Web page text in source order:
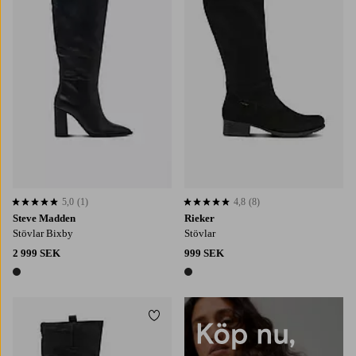
Steve Madden
Stövlar Bixby
2 999 SEK
1 färg
5,0 baserat på 1 st betyg
5,0 (1)
Rieker
Stövlar
999 SEK
1 färg
4,8 baserat på 8 st betyg
4,8 (8)
Lägg till i favoriter